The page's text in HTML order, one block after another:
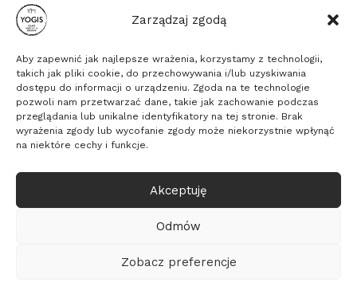
Zarządzaj zgodą
Aby zapewnić jak najlepsze wrażenia, korzystamy z technologii,
takich jak pliki cookie, do przechowywania i/lub uzyskiwania
dostępu do informacji o urządzeniu. Zgoda na te technologie
pozwoli nam przetwarzać dane, takie jak zachowanie podczas
przeglądania lub unikalne identyfikatory na tej stronie. Brak
wyrażenia zgody lub wycofanie zgody może niekorzystnie wpłynąć
na niektóre cechy i funkcje.
Akceptuję
Odmów
Zobacz preferencje
Stowarzyszenie Yogis
ul. Długa 16b/33, 53-658 Wrocław
KRS: 0000635494, NIP: 8971828289, REGON:
© 2026 Yogis - medytacja, relaksacja, zdrowie
Pixelmarketing
Kalendarz
Polityka prywatności